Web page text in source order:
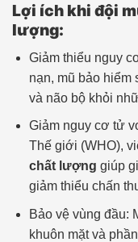
Lợi ích khi đội
lượng:
Giảm thiểu nguy
nạn, mũ bảo hiểm
và não bộ khỏi
Giảm nguy cơ tử
Thế giới (WHO),
chất lượng giúp
giảm thiểu chấn
Bảo vệ vùng đầu:
khuôn mặt và